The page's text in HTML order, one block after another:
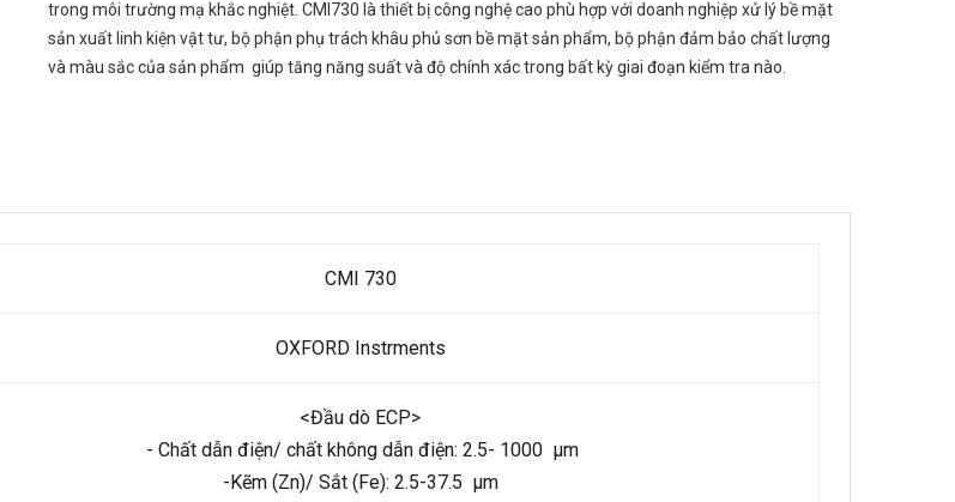
trong môi trường mạ khắc nghiệt. CMI730 là thiết bị công nghệ cao phù hợp với doanh nghiệp xử lý bề mặt
sản xuất linh kiện vật tư, bộ phận phụ trách khâu phủ sơn bề mặt sản phẩm, bộ phận đảm bảo chất lượng
và màu sắc của sản phẩm giúp tăng năng suất và độ chính xác trong bất kỳ giai đoạn kiểm tra nào.
CMI 730
OXFORD Instrments
<Đầu dò ECP>
- Chất dẫn điện/ chất không dẫn điện: 2.5- 1000 µm
-Kẽm (Zn)/ Sắt (Fe): 2.5-37.5 µm